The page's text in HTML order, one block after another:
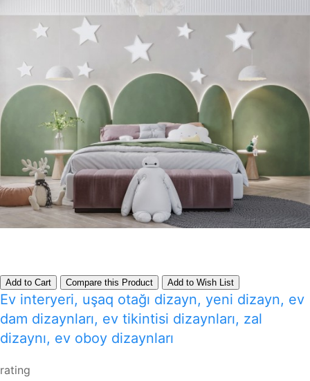
Add to Cart Compare this Product Add to Wish List
Ev interyeri, uşaq otağı dizayn, yeni dizayn, ev
dam dizaynları, ev tikintisi dizaynları, zal
dizaynı, ev oboy dizaynları
rating